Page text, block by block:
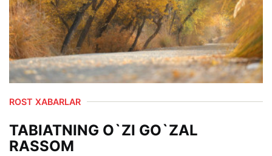
ROST XABARLAR
TABIATNING O`ZI GO`ZAL
RASSOM